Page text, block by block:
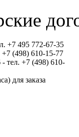
+7 495 772-67-35
(498) 610-15-77
+7 (498) 610-
для заказа